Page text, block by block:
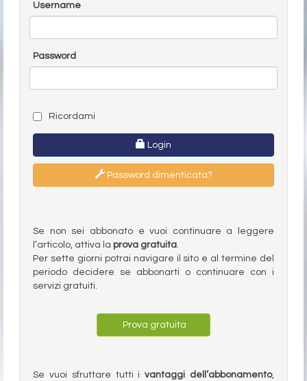
Username
Password
Ricordami
Login
Password dimenticata?
Se non sei abbonato e vuoi continuare a leggere
l’articolo, attiva la prova gratuita.
Per sette giorni potrai navigare il sito e al termine del
periodo decidere se abbonarti o continuare con i
servizi gratuiti.
Prova gratuita
Se vuoi sfruttare tutti ivantaggi dell’abbonamento,